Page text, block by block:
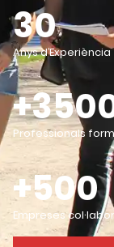
30
Anys d’Experiència
Professionals
+500
Empreses